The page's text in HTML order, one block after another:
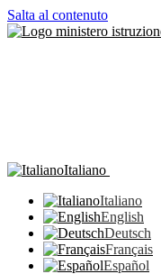
Salta al contenuto
Italiano
Italiano
English
Deutsch
Français
Español